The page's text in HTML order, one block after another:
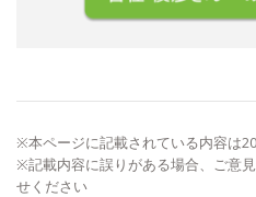
※本ページに記載されている内容は
※記載内容に誤りがある場合、ご意
せください